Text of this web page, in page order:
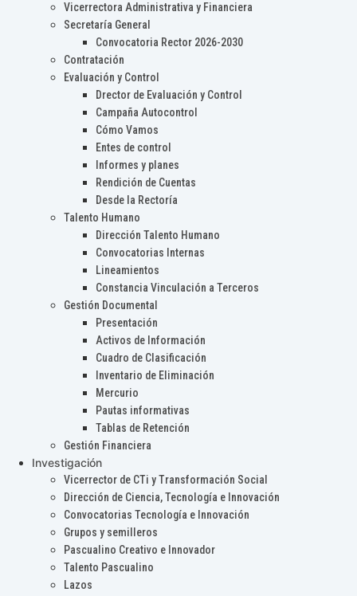
Vicerrectora Administrativa y Financiera
Secretaría General
Convocatoria Rector 2026-2030
Contratación
Evaluación y Control
Drector de Evaluación y Control
Campaña Autocontrol
Cómo Vamos
Entes de control
Informes y planes
Rendición de Cuentas
Desde la Rectoría
Talento Humano
Dirección Talento Humano
Convocatorias Internas
Lineamientos
Constancia Vinculación a Terceros
Gestión Documental
Presentación
Activos de Información
Cuadro de Clasificación
Inventario de Eliminación
Mercurio
Pautas informativas
Tablas de Retención
Gestión Financiera
Investigación
Vicerrector de CTi y Transformación Social
Dirección de Ciencia, Tecnología e Innovación
Convocatorias Tecnología e Innovación
Grupos y semilleros
Pascualino Creativo e Innovador
Talento Pascualino
Lazos